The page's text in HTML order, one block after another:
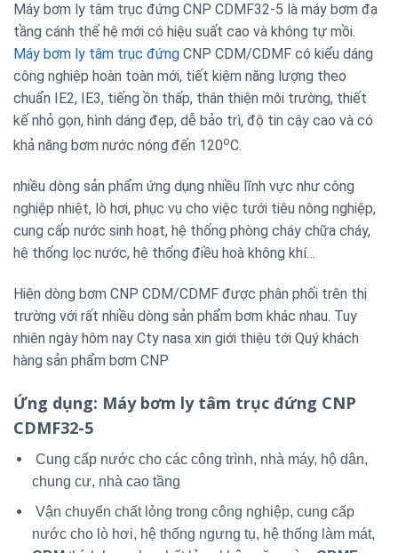
Máy bơm ly tâm trục đứng CNP CDMF32-5 là máy bơm đa
tầng cánh thế hệ mới có hiệu suất cao và không tự mồi.
Máy bơm ly tâm trục đứng CNP CDM/CDMF có kiểu dáng
công nghiệp hoàn toàn mới, tiết kiệm năng lượng theo
chuẩn IE2, IE3, tiếng ồn thấp, thân thiện môi trường, thiết
kế nhỏ gọn, hình dáng đẹp, dễ bảo trì, độ tin cậy cao và có
khả năng bơm nước nóng đến 120oC.
nhiều dòng sản phẩm ứng dụng nhiều lĩnh vực như công
nghiệp nhiệt, lò hơi, phục vụ cho việc tưới tiêu nông nghiệp,
cung cấp nước sinh hoạt, hệ thống phòng cháy chữa cháy,
hệ thống lọc nước, hệ thống điều hoà không khí…
Hiện dòng bơm CNP CDM/CDMF được phân phối trên thị
trường với rất nhiều dòng sản phẩm bơm khác nhau. Tuy
nhiên ngày hôm nay Cty nasa xin giới thiệu tới Quý khách
hàng sản phẩm bơm CNP
Ứng dụng: Máy bơm ly tâm trục đứng CNP
CDMF32-5
Cung cấp nước cho các công trình, nhà máy, hộ dân,
chung cư, nhà cao tầng
Vận chuyển chất lỏng trong công nghiệp, cung cấp
nước cho lò hơi, hệ thống ngưng tụ, hệ thống làm mát,